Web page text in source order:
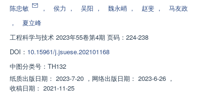
陈忠敏
， 侯力 ， 吴阳 ， 魏永峭 ， 赵斐 ，
马友政
，
夏立峰
工程科学与技术 2023年55卷第4期 页码：224-238
DOI： 10.15961/j.jsuese.202101168
中图分类号： TH132
纸质出版日期： 2023-7-20 ， 网络出版日期： 2023-6-26 ，
收稿日期： 2021-11-25